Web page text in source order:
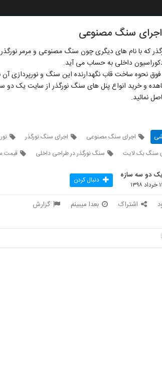
سنگ مصنوعی
که با نام های دیگری چون سنگ مصنوعی و مرمر نورگذر
داخلی به حساب می آید.
نحوه ساخت قاب نگهدارنده این سنگ و نورپردازی
نمائید.
اجرای سنگ مصنوعی اجرای سنگ نورگذر
سنگ بک لایت
سنگ نورگذر در طراحی داخلی قیمت
یک دو سه سازه
۱۱ خرداد ۱۳۹۸ دنبال کردن
اشتراک بعدا میبینم گزارش